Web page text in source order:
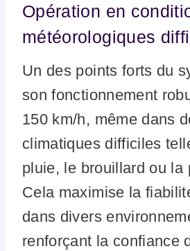
Opération en
météorologiques
Un des points forts du
son fonctionnement
150 km/h, même dans
climatiques difficiles
pluie, le brouillard ou la
Cela maximise la
dans divers
renforçant la confiance